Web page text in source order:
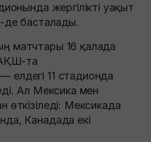
жергілікті уақыт
де басталады.
матчтары 16 қалада
та
11 стадионда
Ал Мексика мен
өткізіледі: Мексикада
Канадада екі